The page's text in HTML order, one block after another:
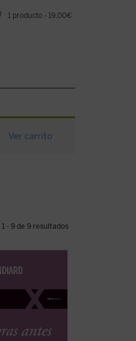
1 producto 19,00€
Ver carrito
- 9 de 9 resultados
nacidos en las
percepción de
y tranquilizador
se ha